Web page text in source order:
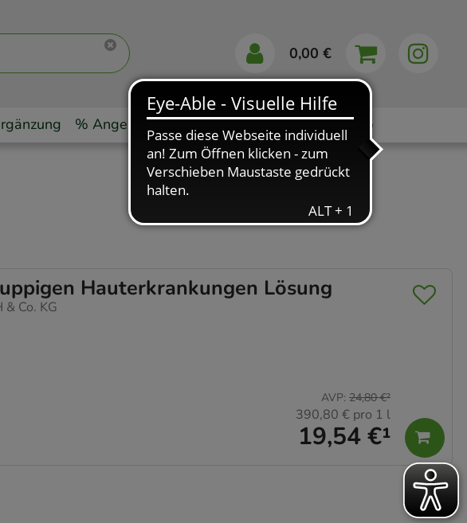
0,00 €
% Angebote Markenshops Ratgeber App
Hauterkrankungen Lösung
Co. KG
19,54 €¹
AVP: 24,80 €²
390,80 € pro 1 l